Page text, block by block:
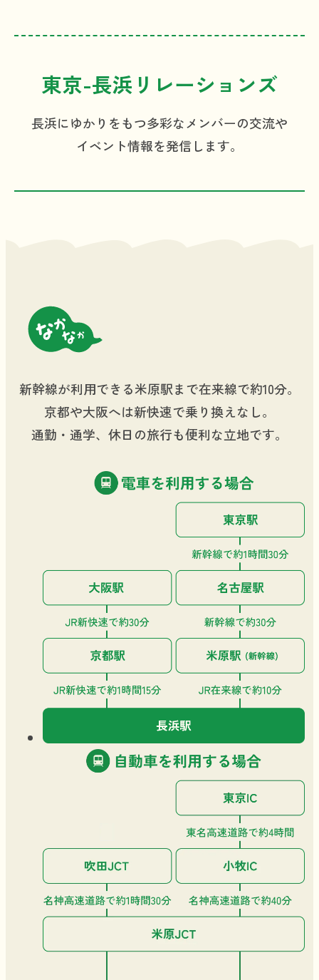
東京-長浜 リレーションズ
長浜にゆかりをもつ多彩なメンバーの交流や
イベント情報を発信します。
新幹線が利用できる米原駅まで在来線で約10分。
京都や大阪へは新快速で乗り換えなし。
通勤・通学、休日の旅行も便利な立地です。